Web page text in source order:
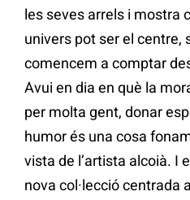
les seves arrels i mostra
univers pot ser el centre,
comencem a comptar
Avui en dia en què la
per molta gent, donar
humor és una cosa
vista de l’artista alcoià. I
nova col·lecció centrada